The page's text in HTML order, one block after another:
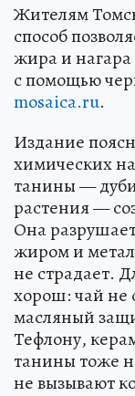
Жителям
способ
жира и нагара
с помощью
mosaica.ru.
Издание
химических
танины —
растения —
Она
жиром и
не страдает.
хорош: чай не
масляный
Тефлону,
танины тоже
не вызывают